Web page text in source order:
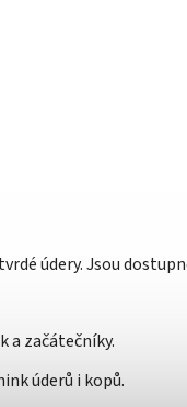
údery. Jsou
a začátečníky.
úderů i kopů.